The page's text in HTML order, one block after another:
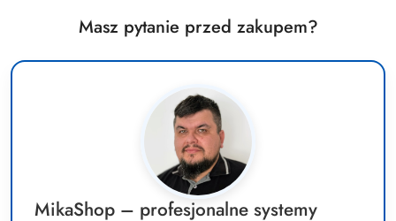
Masz pytanie przed zakupem?
MikaShop – profesjonalne systemy